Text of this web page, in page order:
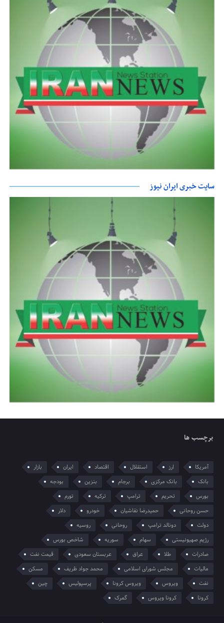
سایت خبری ایران نیوز
برچسب ها
آمریکا ارز استقلال اقتصاد ایران
بازار
بانک
بانک مرکزی برجام بنزین
بودجه
بورس
تحریم ترامپ ترکیه
تورم
حسن روحانی
حمیدرضا نقاشیان خودرو
دلار
دولت
دونالد ترامپ روحانی
روسیه
رژیم صهیونیستی
سهام سوریه
شاخص بورس
صادرات
طلا عراق عربستان سعودی
قیمت نفت
مالیات
مجلس شورای اسلامی محمد جواد ظریف
مسکن
نفت
ویروس ویروس کرونا پرسپولیس
چین
کرونا
کرونا ویروس گمرک